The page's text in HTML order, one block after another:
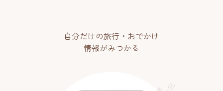
自分だけの旅行・おでかけ
情報がみつかる